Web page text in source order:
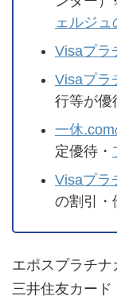
ェルジ
Visaプラ
Visaプラ
行等が優
一休
定優待・
Visaプラ
の割引・
エポスプラチナ
三井住友カード